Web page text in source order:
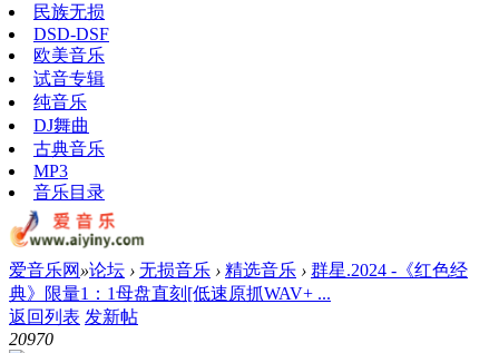
民族无损
DSD-DSF
欧美音乐
试音专辑
纯音乐
DJ舞曲
古典音乐
MP3
音乐目录
爱音乐网 »论坛 › 无损音乐 › 精选音乐 › 群星.2024 -《红色经
典》限量1：1母盘直刻[低速原抓WAV+ ...
返回列表 发新帖
20970